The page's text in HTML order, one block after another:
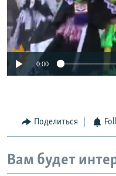
0:00
Поделиться
Вам будет